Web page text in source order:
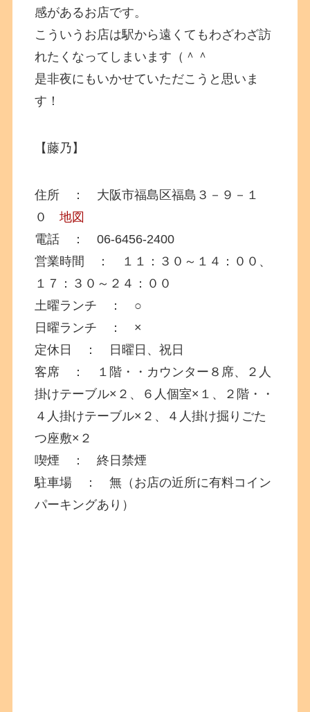
感があるお店です。
こういうお店は駅から遠くてもわざわざ訪
れたくなってしまいます（＾＾
是非夜にもいかせていただこうと思いま
す！
【藤乃】
住所 ： 大阪市福島区福島３－９－１
０地図
電話 ： 06-6456-2400
営業時間 ： １１：３０～１４：００、
１７：３０～２４：００
土曜ランチ ： ○
日曜ランチ ： ×
定休日 ： 日曜日、祝日
客席 ： １階・・カウンター８席、２人
掛けテーブル×２、６人個室×１、２階・・
４人掛けテーブル×２、４人掛け掘りごた
つ座敷×２
喫煙 ： 終日禁煙
駐車場 ： 無（お店の近所に有料コイン
パーキングあり）